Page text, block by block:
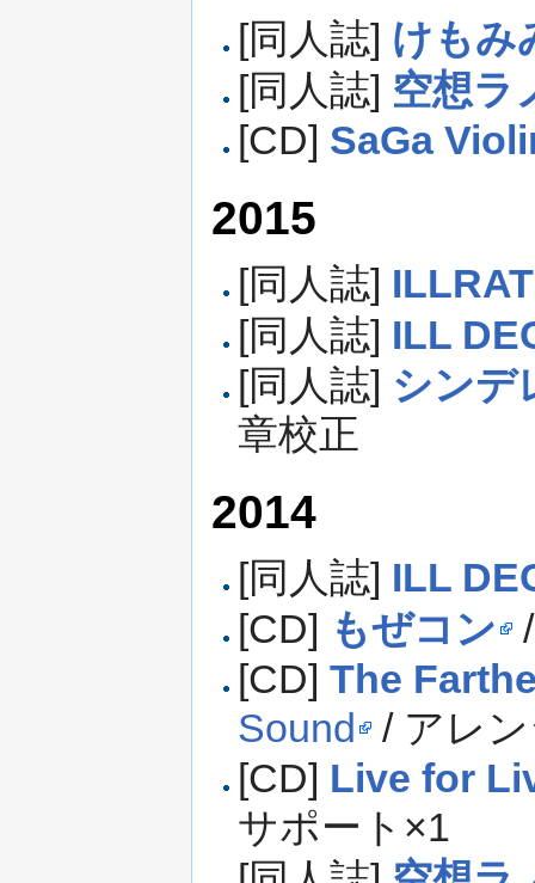
[同人誌] けもみ
[同人誌] 空想ラ
[CD] SaGa
2015
[同人誌]
[同人誌] ILL
[同人誌] シンデ
章校正
2014
[同人誌] ILL
[CD] もぜコン
[CD]The
Sound
/ アレ
[CD] Live for
サポート×1